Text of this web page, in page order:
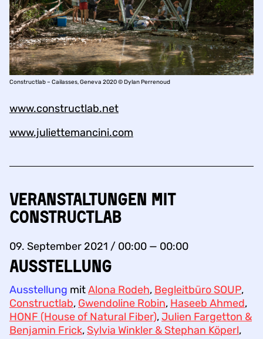
Constructlab – Cailasses, Geneva 2020 © Dylan Perrenoud
www.constructlab.net
www.juliettemancini.com
Veranstaltungen mit
Constructlab
09. September 2021 / 00:00 — 00:00
AUSSTELLUNG
Ausstellung mitAlona Rodeh, Begleitbüro SOUP,
Constructlab, Gwendoline Robin, Haseeb Ahmed,
HONF (House of Natural Fiber),Julien Fargetton &
Benjamin Frick, Sylvia Winkler & Stephan Köperl,